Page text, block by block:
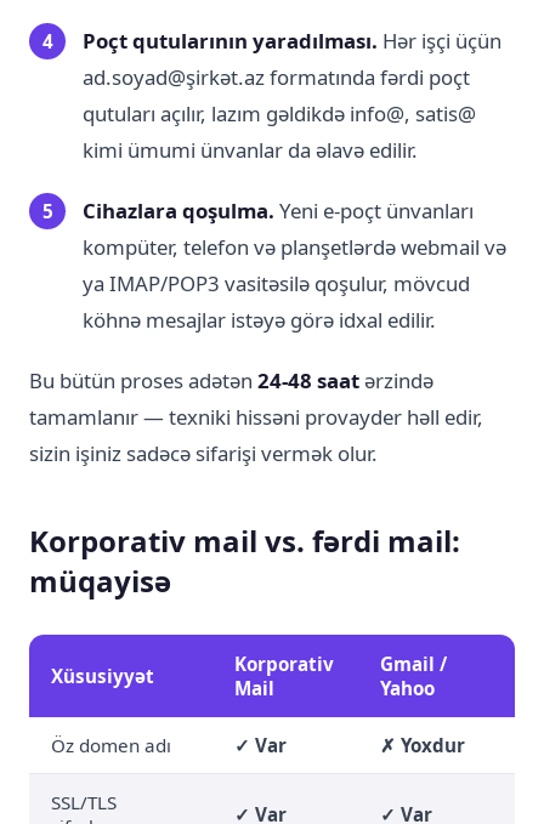
Poçt qutularının yaradılması. Hər işçi üçün
ad.soyad@şirkət.az formatında fərdi poçt
qutuları açılır, lazım gəldikdə info@, satis@
kimi ümumi ünvanlar da əlavə edilir.
Cihazlara qoşulma. Yeni e-poçt ünvanları
kompüter, telefon və planşetlərdə webmail və
ya IMAP/POP3 vasitəsilə qoşulur, mövcud
köhnə mesajlar istəyə görə idxal edilir.
Bu bütün proses adətən 24-48 saatərzində
tamamlanır — texniki hissəni provayder həll edir,
sizin işiniz sadəcə sifarişi vermək olur.
Korporativ mail vs. fərdi mail:
müqayisə
Xüsusiyyət
Korporativ
Mail
Gmail /
Yahoo
Öz domen adı ✓ Var ✗ Yoxdur
SSL/TLS
✓ Var ✓ Var